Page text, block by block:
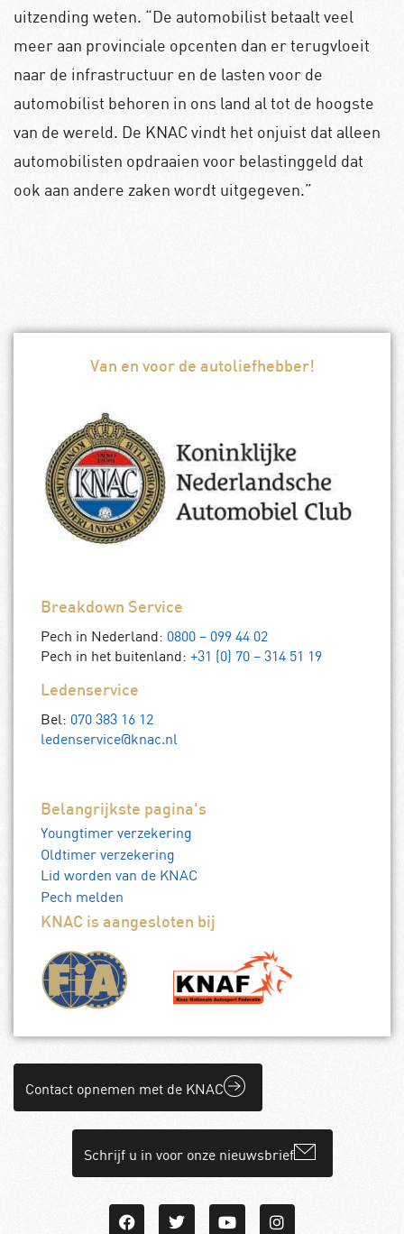
uitzending weten. “De automobilist betaalt veel
meer aan provinciale opcenten dan er terugvloeit
naar de infrastructuur en de lasten voor de
automobilist behoren in ons land al tot de hoogste
van de wereld. De KNAC vindt het onjuist dat alleen
automobilisten opdraaien voor belastinggeld dat
ook aan andere zaken wordt uitgegeven.”
Van en voor de autoliefhebber!
Breakdown Service
Pech in Nederland: 0800 – 099 44 02
Pech in het buitenland: +31 (0) 70 – 314 51 19
Ledenservice
Bel: 070 383 16 12
ledenservice@knac.nl
Belangrijkste pagina's
Youngtimer verzekering
Oldtimer verzekering
Lid worden van de KNAC
Pech melden
KNAC is aangesloten bij
Contact opnemen met de KNAC
Schrijf u in voor onze nieuwsbrief